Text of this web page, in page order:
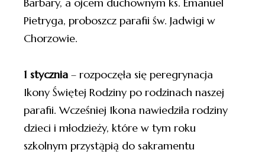
Pietryga, proboszcz parafii św. Jadwigi w
Chorzowie.
1 stycznia – rozpoczęła się peregrynacja
Ikony Świętej Rodziny po rodzinach naszej
parafii. Wcześniej Ikona nawiedziła rodziny
dzieci i młodzieży, które w tym roku
szkolnym przystąpią do sakramentu